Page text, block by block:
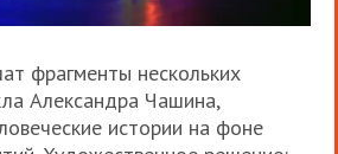
фрагменты нескольких
Александра Чашина,
истории на фоне